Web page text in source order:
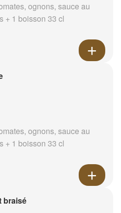
ognons, sauce au
+ 1 boisson 33 cl
ognons, sauce au
+ 1 boisson 33 cl
braisé